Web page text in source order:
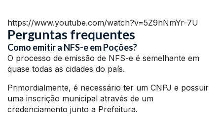
https://www.youtube.com/watch?v=5Z9hNmYr-7U
Perguntas frequentes
Como emitir a NFS-e em Poções?
O processo de emissão de NFS-e é semelhante em
quase todas as cidades do país.
Primordialmente, é necessário ter um CNPJ e possuir
uma inscrição municipal através de um
credenciamento junto a Prefeitura.